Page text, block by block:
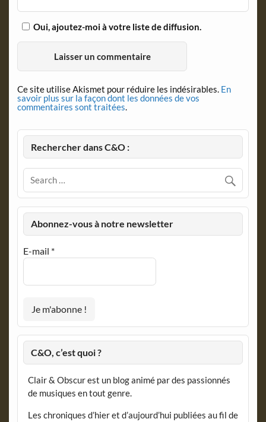
Oui, ajoutez-moi à votre liste de diffusion.
Ce site utilise Akismet pour réduire les indésirables. En
savoir plus sur la façon dont les données de vos
commentaires sont traitées.
Rechercher dans C&O :
Abonnez-vous à notre newsletter
E-mail *
C&O, c’est quoi ?
Clair & Obscur est un blog animé par des passionnés
de musiques en tout genre.
Les chroniques d’hier et d’aujourd’hui publiées au fil de